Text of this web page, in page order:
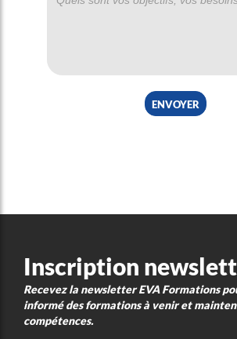
envoyer
Inscription
Recevez la newsletter EVA Formations
informé des formations à venir et
compétences.